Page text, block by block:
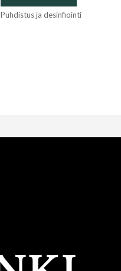
Puhdistus ja desinfiointi